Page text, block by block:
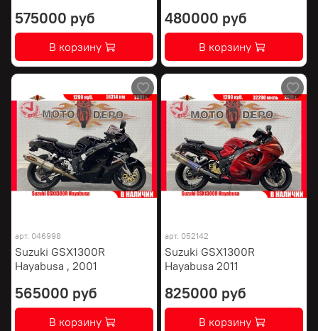
575000 руб
В корзину
480000 руб
В корзину
арт. 046998
Suzuki GSX1300R
Hayabusa , 2001
565000 руб
В корзину
арт. 052142
Suzuki GSX1300R
Hayabusa 2011
825000 руб
В корзину